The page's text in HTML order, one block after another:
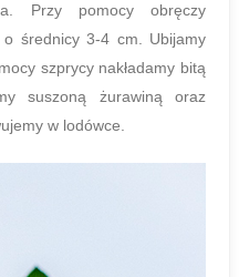
Przy pomocy obręczy
średnicy 3-4 cm. Ubijamy
szprycy nakładamy bitą
suszoną żurawiną oraz
w lodówce.